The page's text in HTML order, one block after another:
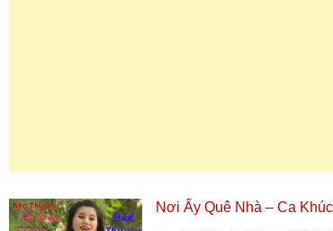
Nơi Ấy Quê Nhà – Ca